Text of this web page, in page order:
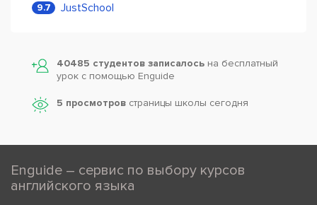
9.7 JustSchool
40485 студентов записалось на бесплатный
урок с помощью Enguide
5 просмотров страницы школы сегодня
Enguide – сервис по выбору курсов
английского языка